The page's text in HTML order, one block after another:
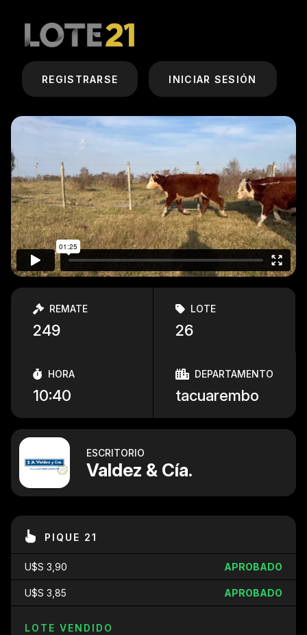
REGISTRARSE INICIAR SESIÓN
REMATE
249
LOTE
26
HORA
10:40
DEPARTAMENTO
tacuarembo
ESCRITORIO
Valdez & Cía.
PIQUE 21
U$S 3,90 APROBADO
U$S 3,85 APROBADO
LOTE VENDIDO